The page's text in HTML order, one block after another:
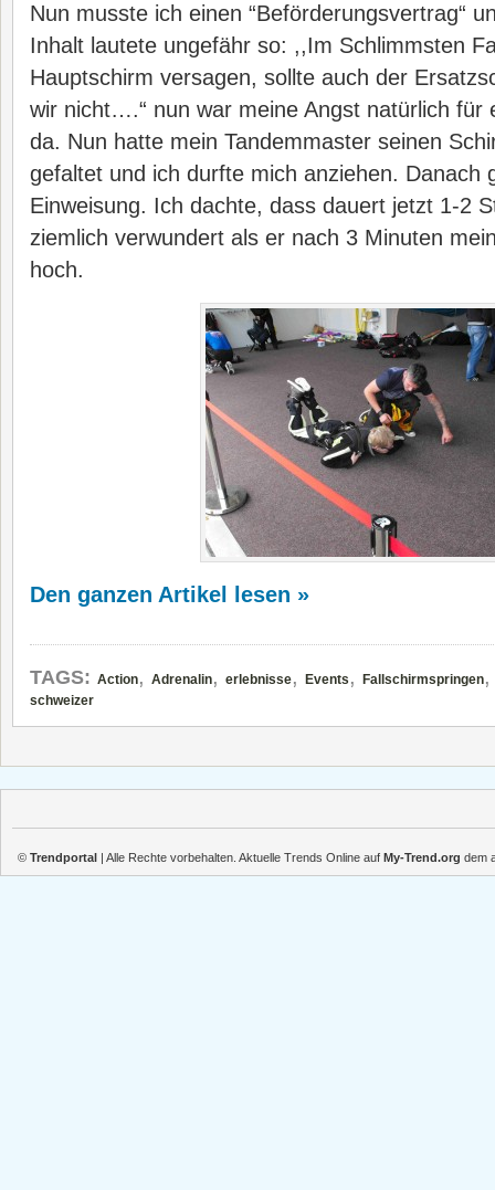
Nun musste ich einen “Beförderungsvertrag“
Inhalt lautete ungefähr so: ,,Im Schlimmsten
Hauptschirm versagen, sollte auch der
wir nicht….“ nun war meine Angst natürlich für
da. Nun hatte mein Tandemmaster seinen
gefaltet und ich durfte mich anziehen. Danach
Einweisung. Ich dachte, dass dauert jetzt 1-2
ziemlich verwundert als er nach 3 Minuten
hoch.
Den ganzen Artikel lesen »
TAGS: Action, Adrenalin, erlebnisse, Events , Fallschirmspringen
schweizer
© Trendportal | Alle Rechte vorbehalten. Aktuelle Trends Online auf My-Trend.org dem